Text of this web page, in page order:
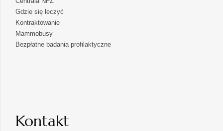
Gdzie się leczyć
Kontraktowanie
Mammobusy
Bezpłatne badania profilaktyczne
Kontakt